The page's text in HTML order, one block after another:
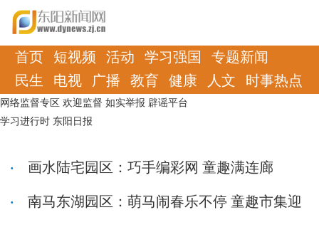
首页 短视频 活动 学习强国
专题新闻
民生
电视 广播 教育 健康 人文 时事热点
网络监督专区 欢迎监督 如实举报 辟谣平台
学习进行时 东阳日报
画水陆宅园区：巧手编彩网 童趣满连廊
南马东湖园区：萌马闹春乐不停 童趣市集迎